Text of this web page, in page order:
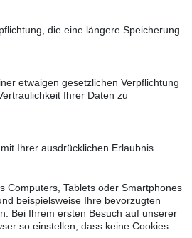
die eine längere Speicherung
etwaigen gesetzlichen Verpflichtung
Ihrer Daten zu
Ihrer ausdrücklichen Erlaubnis.
Computers, Tablets oder Smartphones
beispielsweise Ihre bevorzugten
Bei Ihrem ersten Besuch auf unserer
so einstellen, dass keine Cookies